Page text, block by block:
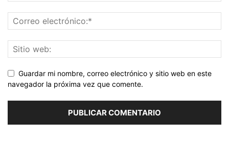
Guardar mi nombre, correo electrónico y sitio web en este
navegador la próxima vez que comente.